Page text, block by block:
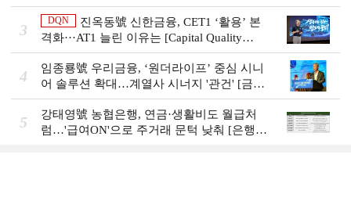
비즈니스 돋보기]
3
DQN
진옥동號 신한금융, CET1 ‘활용’ 본
격화···AT1 늘린 이유는 [Capital Quality
Review]
4
임종룡號 우리금융, ‘원더라이프’ 중심 시니
어 솔루션 확대…계열사 시너지 '관건' [금융
시니어 비즈니스 돋보기]
5
강태영號 농협은행, 연금·생활비도 월급처
럼…'급여ON'으로 주거래 문턱 낮춰 [은행권